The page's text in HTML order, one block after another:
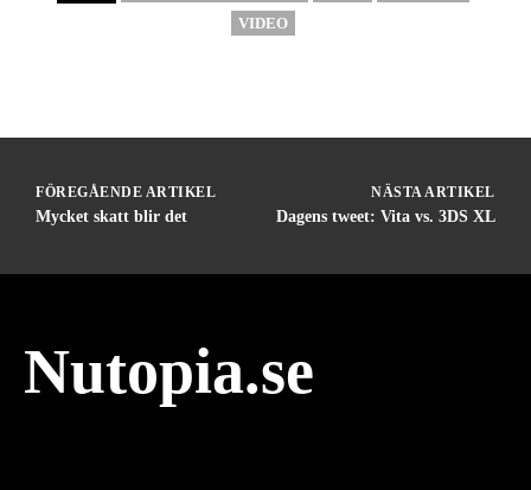
VIDEO
FÖREGÅENDE ARTIKEL
Mycket skatt blir det
NÄSTA ARTIKEL
Dagens tweet: Vita vs. 3DS XL
Nutopia.se